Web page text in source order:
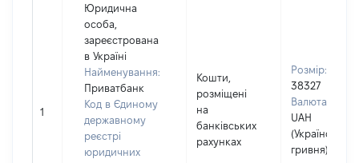
1
Юридична
особа,
зареєстрована
в Україні
Найменування:
Приватбанк
Код в Єдиному
державному
реєстрі
юридичних
Кошти,
розміщені
на
банківських
рахунках
Розмір:
38327
Валюта:
UAH
(Українська
гривня)